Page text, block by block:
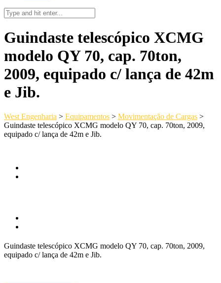
Guindaste telescópico XCMG
modelo QY 70, cap. 70ton,
2009, equipado c/ lança de 42m
e Jib.
West Engenharia > Equipamentos > Movimentação de Cargas >
Guindaste telescópico XCMG modelo QY 70, cap. 70ton, 2009,
equipado c/ lança de 42m e Jib.
Guindaste telescópico XCMG modelo QY 70, cap. 70ton, 2009,
equipado c/ lança de 42m e Jib.